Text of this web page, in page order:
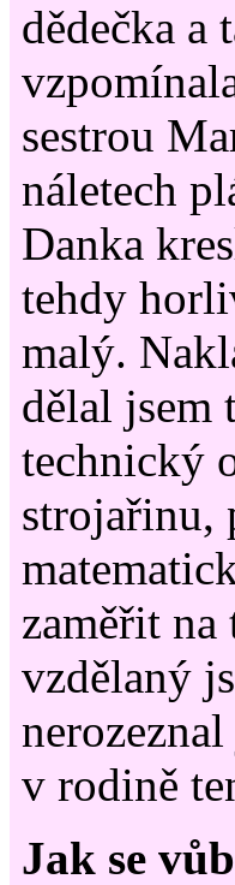
dědečka a
sestrou
náletech
Danka
tehdy
malý.
dělal jsem
technický
strojařinu,
zaměřit
vzdělaný
v rodině
Jak se